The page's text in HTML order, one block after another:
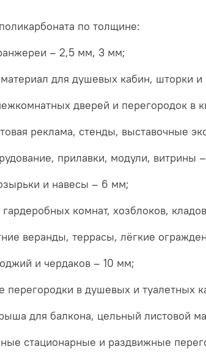
по толщине:
– 2,5 мм, 3 мм;
для душевых кабин,
дверей и перегородок
реклама, стенды, выставочные
прилавки, модули, витрины
и навесы – 6 мм;
гардеробных комнат, хозблоков,
веранды, террасы, лёгкие
и чердаков – 10 мм;
перегородки в душевых и туалетных
для балкона, цельный листовой
стационарные и раздвижные